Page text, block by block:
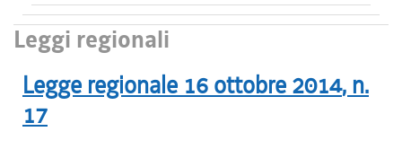
Leggi regionali
Legge regionale 16 ottobre 2014, n.
17